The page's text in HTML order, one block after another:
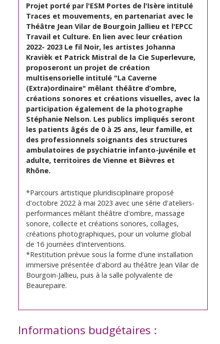
Projet porté par l'ESM Portes de l'Isère intitulé
Traces et mouvements, en partenariat avec le
Théâtre Jean Vilar de Bourgoin Jallieu et l'EPCC
Travail et Culture. En lien avec leur création
2022- 2023 Le fil Noir, les artistes Johanna
Kravièk et Patrick Mistral de la Cie Superlevure,
proposeront un projet de création
multisensorielle intitulé "La Caverne
(Extra)ordinaire" mêlant théâtre d’ombre,
créations sonores et créations visuelles, avec la
participation également de la photographe
Stéphanie Nelson. Les publics impliqués seront
les patients âgés de 0 à 25 ans, leur famille, et
des professionnels soignants des structures
ambulatoires de psychiatrie infanto-juvénile et
adulte, territoires de Vienne et Bièvres et
Rhône.
*Parcours artistique pluridisciplinaire proposé
d'octobre 2022 à mai 2023 avec une série d'ateliers-
performances mêlant théâtre d'ombre, massage
sonore, collecte et créations sonores, collages,
créations photographiques, pour un volume global
de 16 journées d'interventions.
*Restitution prévue sous la forme d'une installation
immersive présentée d'abord au théâtre Jean Vilar de
Bourgoin-Jallieu, puis à la salle polyvalente de
Beaurepaire.
Informations budgétaires :